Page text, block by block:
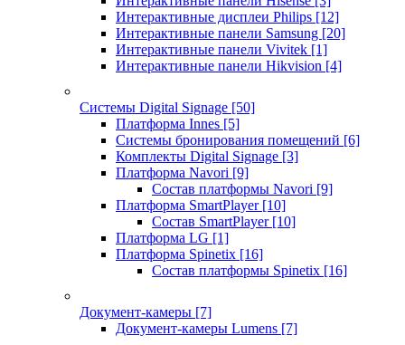
Интерактивные дисплеи Philips [12]
Интерактивные панели Samsung [20]
Интерактивные панели Vivitek [1]
Интерактивные панели Hikvision [4]
Системы Digital Signage [50]
Платформа Innes [5]
Системы бронирования помещений [6]
Комплекты Digital Signage [3]
Платформа Navori [9]
Состав платформы Navori [9]
Платформа SmartPlayer [10]
Состав SmartPlayer [10]
Платформа LG [1]
Платформа Spinetix [16]
Состав платформы Spinetix [16]
Документ-камеры [7]
Документ-камеры Lumens [7]